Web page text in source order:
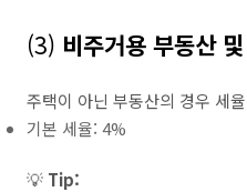
(3) 비주거용 부동산
주택이 아닌 부동산의 경우 세
기본 세율: 4%
💡 Tip: